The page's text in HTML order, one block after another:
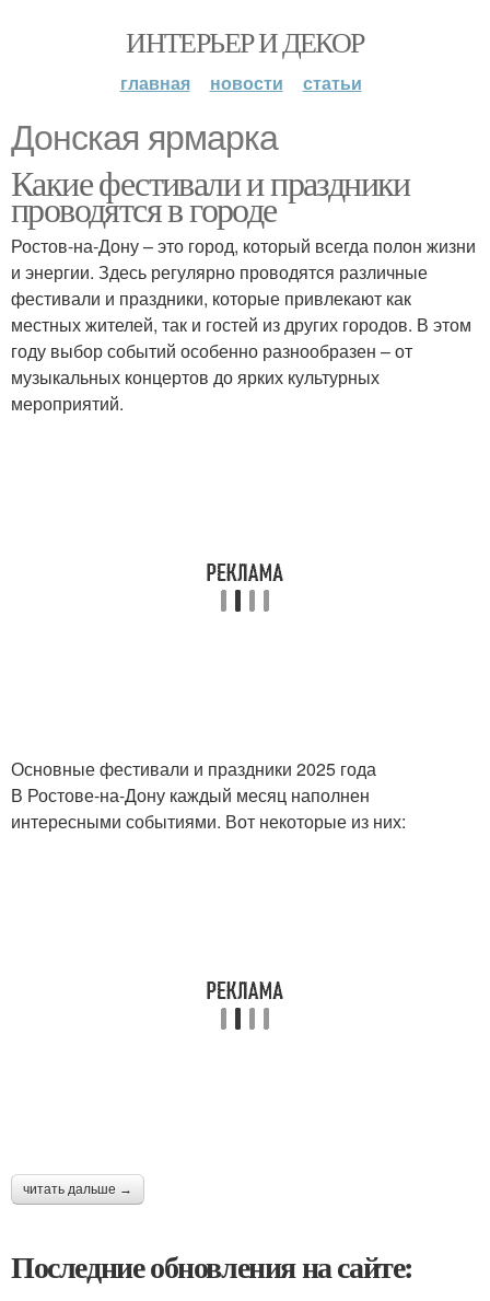
ИНТЕРЬЕР И ДЕКОР
главная новости статьи
Донская ярмарка
Какие фестивали и праздники
проводятся в городе
Ростов-на-Дону – это город, который всегда полон жизни
и энергии. Здесь регулярно проводятся различные
фестивали и праздники, которые привлекают как
местных жителей, так и гостей из других городов. В этом
году выбор событий особенно разнообразен – от
музыкальных концертов до ярких культурных
мероприятий.
Основные фестивали и праздники 2025 года
В Ростове-на-Дону каждый месяц наполнен
интересными событиями. Вот некоторые из них:
читать дальше →
Последние обновления на сайте: